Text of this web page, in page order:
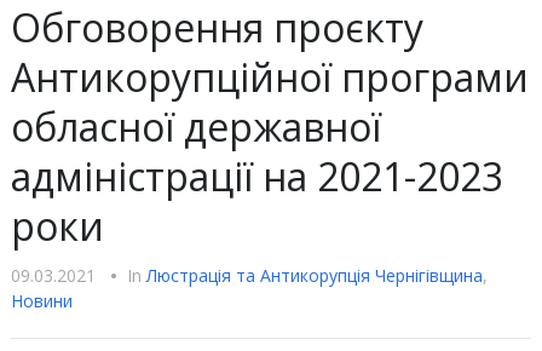
Обговорення проєкту
Антикорупційної програми
обласної державної
адміністрації на 2021-2023
роки
09.03.2021 • InЛюстрацiя та Антикорупцiя Чернігівщина,
Новини